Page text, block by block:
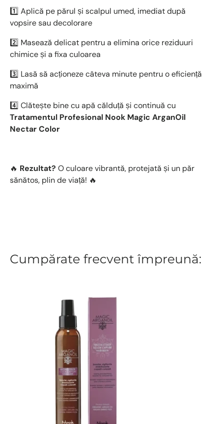
1️⃣ Aplică pe părul și scalpul umed, imediat după
vopsire sau decolorare
2️⃣ Masează delicat pentru a elimina orice reziduuri
chimice și a fixa culoarea
3️⃣ Lasă să acționeze câteva minute pentru o eficiență
maximă
4️⃣ Clătește bine cu apă călduță și continuă cu
Tratamentul Profesional Nook Magic ArganOil
Nectar Color
🔥 Rezultat? O culoare vibrantă, protejată și un păr
sănătos, plin de viață! 🔥
Cumpărate frecvent împreună: